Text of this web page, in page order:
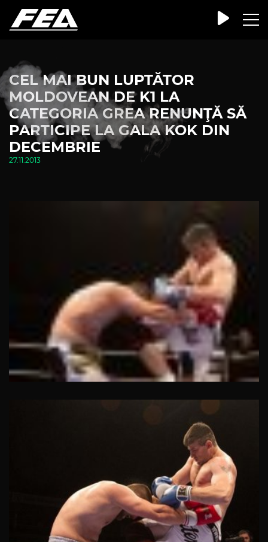
CEL MAI BUN LUPTĂTOR
MOLDOVEAN DE K1 LA
CATEGORIA GREA RENUNŢĂ SĂ
PARTICIPE LA GALA KOK DIN
DECEMBRIE
27.11.2013